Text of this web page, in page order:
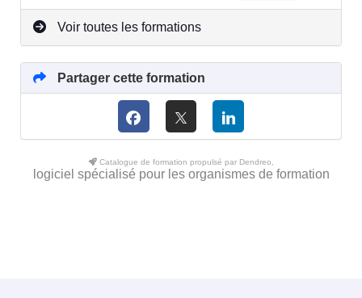
Voir toutes les formations
Partager cette formation
Catalogue de formation propulsé par Dendreo,
logiciel spécialisé pour les organismes de formation